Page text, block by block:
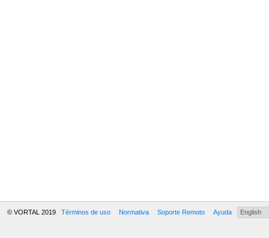
© VORTAL 2019 Términos de uso Normativa Soporte Remoto Ayuda